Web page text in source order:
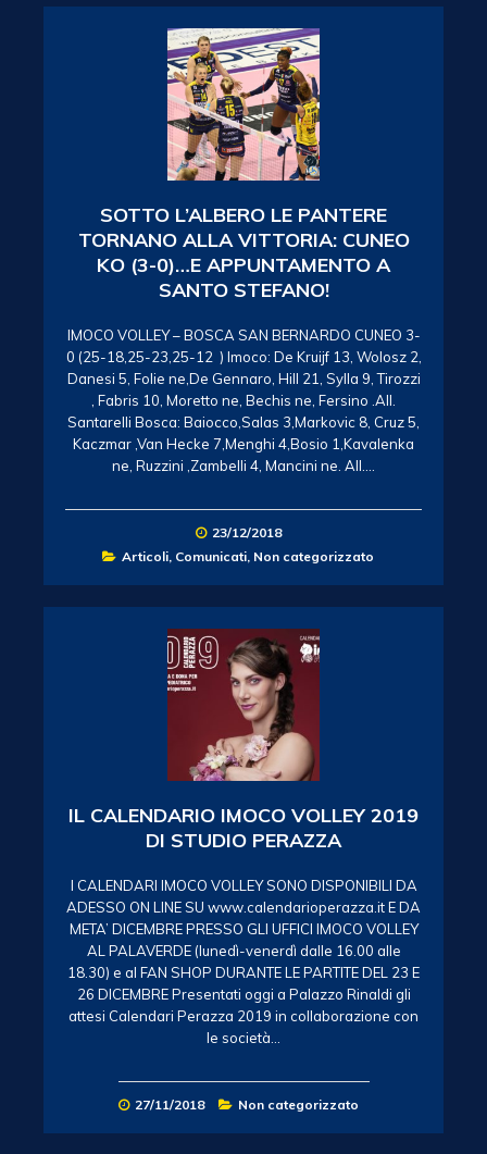
SOTTO L’ALBERO LE PANTERE
TORNANO ALLA VITTORIA: CUNEO
KO (3-0)…E APPUNTAMENTO A
SANTO STEFANO!
IMOCO VOLLEY – BOSCA SAN BERNARDO CUNEO 3-
0 (25-18,25-23,25-12 ) Imoco: De Kruijf 13, Wolosz 2,
Danesi 5, Folie ne,De Gennaro, Hill 21, Sylla 9, Tirozzi
, Fabris 10, Moretto ne, Bechis ne, Fersino .All.
Santarelli Bosca: Baiocco,Salas 3,Markovic 8, Cruz 5,
Kaczmar ,Van Hecke 7,Menghi 4,Bosio 1,Kavalenka
ne, Ruzzini ,Zambelli 4, Mancini ne. All….
23/12/2018
Articoli, Comunicati, Non categorizzato
IL CALENDARIO IMOCO VOLLEY 2019
DI STUDIO PERAZZA
I CALENDARI IMOCO VOLLEY SONO DISPONIBILI DA
ADESSO ON LINE SU www.calendarioperazza.it E DA
META’ DICEMBRE PRESSO GLI UFFICI IMOCO VOLLEY
AL PALAVERDE (lunedì-venerdì dalle 16.00 alle
18.30) e al FAN SHOP DURANTE LE PARTITE DEL 23 E
26 DICEMBRE Presentati oggi a Palazzo Rinaldi gli
attesi Calendari Perazza 2019 in collaborazione con
le società…
27/11/2018 Non categorizzato